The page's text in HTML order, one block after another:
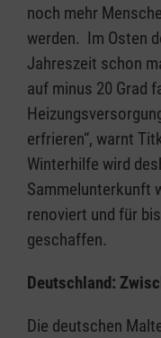
noch mehr
werden. Im Osten
Jahreszeit schon
auf minus 20 Grad
erfrieren“, warnt
Winterhilfe wird
Sammelunterkunft
renoviert und für
geschaffen.
Deutschland:
Die deutschen